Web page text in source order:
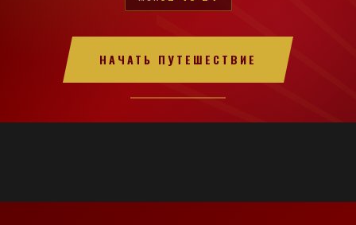
НАЧАТЬ ПУТЕШЕСТВИЕ